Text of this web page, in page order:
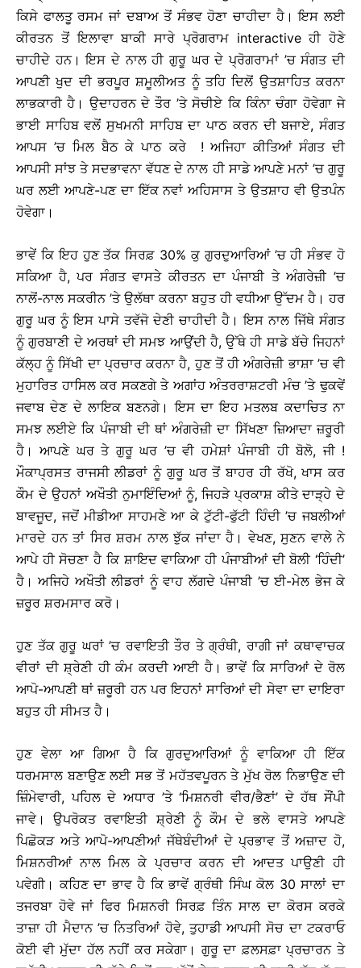
ਕਿਸੇ ਫਾਲਤੂ ਰਸਮ ਜਾਂ ਦਬਾਅ ਤੋਂ ਸੰਭਵ ਹੋਣਾ ਚਾਹੀਦਾ ਹੈ। ਇਸ ਲਈ
ਕੀਰਤਨ ਤੋਂ ਇਲਾਵਾ ਬਾਕੀ ਸਾਰੇ ਪ੍ਰੋਗਰਾਮ interactive ਹੀ ਹੋਣੇ
ਚਾਹੀਦੇ ਹਨ। ਇਸ ਦੇ ਨਾਲ ਹੀ ਗੁਰੂ ਘਰ ਦੇ ਪ੍ਰੋਗਰਾਮਾਂ ’ਚ ਸੰਗਤ ਦੀ
ਆਪਣੀ ਖੁਦ ਦੀ ਭਰਪੂਰ ਸ਼ਮੂਲੀਅਤ ਨੂੰ ਤਹਿ ਦਿਲੋਂ ਉਤਸ਼ਾਹਿਤ ਕਰਨਾ
ਲਾਭਕਾਰੀ ਹੈ। ਉਦਾਹਰਨ ਦੇ ਤੌਰ ’ਤੇ ਸੋਚੀਏ ਕਿ ਕਿੰਨਾ ਚੰਗਾ ਹੋਵੇਗਾ ਜੇ
ਭਾਈ ਸਾਹਿਬ ਵਲੋਂ ਸੁਖਮਨੀ ਸਾਹਿਬ ਦਾ ਪਾਠ ਕਰਨ ਦੀ ਬਜਾਏ, ਸੰਗਤ
ਆਪਸ ’ਚ ਮਿਲ ਬੈਠ ਕੇ ਪਾਠ ਕਰੇ ! ਅਜਿਹਾ ਕੀਤਿਆਂ ਸੰਗਤ ਦੀ
ਆਪਸੀ ਸਾਂਝ ਤੇ ਸਦਭਾਵਨਾ ਵੱਧਣ ਦੇ ਨਾਲ ਹੀ ਸਾਡੇ ਆਪਣੇ ਮਨਾਂ ’ਚ ਗੁਰੂ
ਘਰ ਲਈ ਆਪਣੇ-ਪਣ ਦਾ ਇੱਕ ਨਵਾਂ ਅਹਿਸਾਸ ਤੇ ਉਤਸ਼ਾਹ ਵੀ ਉਤਪੰਨ
ਹੋਵੇਗਾ।
ਭਾਵੇਂ ਕਿ ਇਹ ਹੁਣ ਤੱਕ ਸਿਰਫ਼ 30% ਕੁ ਗੁਰਦੁਆਰਿਆਂ ’ਚ ਹੀ ਸੰਭਵ ਹੋ
ਸਕਿਆ ਹੈ, ਪਰ ਸੰਗਤ ਵਾਸਤੇ ਕੀਰਤਨ ਦਾ ਪੰਜਾਬੀ ਤੇ ਅੰਗਰੇਜ਼ੀ ’ਚ
ਨਾਲੋਂ-ਨਾਲ ਸਕਰੀਨ ’ਤੇ ਉਲੱਥਾ ਕਰਨਾ ਬਹੁਤ ਹੀ ਵਧੀਆ ਉੱਦਮ ਹੈ। ਹਰ
ਗੁਰੂ ਘਰ ਨੂੰ ਇਸ ਪਾਸੇ ਤਵੱਜੋ ਦੇਣੀ ਚਾਹੀਦੀ ਹੈ। ਇਸ ਨਾਲ ਜਿੱਥੇ ਸੰਗਤ
ਨੂੰ ਗੁਰਬਾਣੀ ਦੇ ਅਰਥਾਂ ਦੀ ਸਮਝ ਆਉਂਦੀ ਹੈ, ਉੱਥੇ ਹੀ ਸਾਡੇ ਬੱਚੇ ਜਿਹਨਾਂ
ਕੱਲ੍ਹ ਨੂੰ ਸਿੱਖੀ ਦਾ ਪ੍ਰਚਾਰ ਕਰਨਾ ਹੈ, ਹੁਣ ਤੋਂ ਹੀ ਅੰਗਰੇਜ਼ੀ ਭਾਸ਼ਾ ’ਚ ਵੀ
ਮੁਹਾਰਿਤ ਹਾਸਿਲ ਕਰ ਸਕਣਗੇ ਤੇ ਅਗਾਂਹ ਅੰਤਰਰਾਸ਼ਟਰੀ ਮੰਚ ’ਤੇ ਢੁਕਵੇਂ
ਜਵਾਬ ਦੇਣ ਦੇ ਲਾਇਕ ਬਣਨਗੇ। ਇਸ ਦਾ ਇਹ ਮਤਲਬ ਕਦਾਚਿਤ ਨਾ
ਸਮਝ ਲਈਏ ਕਿ ਪੰਜਾਬੀ ਦੀ ਥਾਂ ਅੰਗਰੇਜ਼ੀ ਦਾ ਸਿੱਖਣਾ ਜ਼ਿਆਦਾ ਜ਼ਰੂਰੀ
ਹੈ। ਆਪਣੇ ਘਰ ਤੇ ਗੁਰੂ ਘਰ ’ਚ ਵੀ ਹਮੇਸ਼ਾਂ ਪੰਜਾਬੀ ਹੀ ਬੋਲੋ, ਜੀ !
ਮੌਕਾਪ੍ਰਸਤ ਰਾਜਸੀ ਲੀਡਰਾਂ ਨੂੰ ਗੁਰੂ ਘਰ ਤੋਂ ਬਾਹਰ ਹੀ ਰੱਖੋ, ਖਾਸ ਕਰ
ਕੌਮ ਦੇ ਉਹਨਾਂ ਅਖੌਤੀ ਨੁਮਾਇੰਦਿਆਂ ਨੂੰ, ਜਿਹੜੇ ਪ੍ਰਕਾਸ਼ ਕੀਤੇ ਦਾੜ੍ਹੇ ਦੇ
ਬਾਵਜੂਦ, ਜਦੋਂ ਮੀਡੀਆ ਸਾਹਮਣੇ ਆ ਕੇ ਟੁੱਟੀ-ਫੁੱਟੀ ਹਿੰਦੀ ’ਚ ਜਬਲੀਆਂ
ਮਾਰਦੇ ਹਨ ਤਾਂ ਸਿਰ ਸ਼ਰਮ ਨਾਲ ਝੁੱਕ ਜਾਂਦਾ ਹੈ। ਵੇਖਣ, ਸੁਣਨ ਵਾਲੇ ਨੇ
ਆਪੇ ਹੀ ਸੋਚਣਾ ਹੈ ਕਿ ਸ਼ਾਇਦ ਵਾਕਿਆ ਹੀ ਪੰਜਾਬੀਆਂ ਦੀ ਬੋਲੀ ‘ਹਿੰਦੀ’
ਹੈ। ਅਜਿਹੇ ਅਖੌਤੀ ਲੀਡਰਾਂ ਨੂੰ ਵਾਹ ਲੱਗਦੇ ਪੰਜਾਬੀ ’ਚ ਈ-ਮੇਲ ਭੇਜ ਕੇ
ਜ਼ਰੂਰ ਸ਼ਰਮਸਾਰ ਕਰੋ।
ਹੁਣ ਤੱਕ ਗੁਰੂ ਘਰਾਂ ’ਚ ਰਵਾਇਤੀ ਤੌਰ ਤੇ ਗ੍ਰੰਥੀ, ਰਾਗੀ ਜਾਂ ਕਥਾਵਾਚਕ
ਵੀਰਾਂ ਦੀ ਸ਼੍ਰੇਣੀ ਹੀ ਕੰਮ ਕਰਦੀ ਆਈ ਹੈ। ਭਾਵੇਂ ਕਿ ਸਾਰਿਆਂ ਦੇ ਰੋਲ
ਆਪੋ-ਆਪਣੀ ਥਾਂ ਜ਼ਰੂਰੀ ਹਨ ਪਰ ਇਹਨਾਂ ਸਾਰਿਆਂ ਦੀ ਸੇਵਾ ਦਾ ਦਾਇਰਾ
ਬਹੁਤ ਹੀ ਸੀਮਤ ਹੈ।
ਹੁਣ ਵੇਲਾ ਆ ਗਿਆ ਹੈ ਕਿ ਗੁਰਦੁਆਰਿਆਂ ਨੂੰ ਵਾਕਿਆ ਹੀ ਇੱਕ
ਧਰਮਸਾਲ ਬਣਾਉਣ ਲਈ ਸਭ ਤੋਂ ਮਹੱਤਵਪੂਰਨ ਤੇ ਮੁੱਖ ਰੋਲ ਨਿਭਾਉਣ ਦੀ
ਜ਼ਿੰਮੇਵਾਰੀ, ਪਹਿਲ ਦੇ ਅਧਾਰ ’ਤੇ ‘ਮਿਸ਼ਨਰੀ ਵੀਰ/ਭੈਣਾਂ’ ਦੇ ਹੱਥ ਸੌਂਪੀ
ਜਾਵੇ। ਉਪਰੋਕਤ ਰਵਾਇਤੀ ਸ਼੍ਰੇਣੀ ਨੂੰ ਕੌਮ ਦੇ ਭਲੇ ਵਾਸਤੇ ਆਪਣੇ
ਪਿਛੋਕੜ ਅਤੇ ਆਪੋ-ਆਪਣੀਆਂ ਜੱਥੇਬੰਦੀਆਂ ਦੇ ਪ੍ਰਭਾਵ ਤੋਂ ਅਜ਼ਾਦ ਹੋ,
ਮਿਸ਼ਨਰੀਆਂ ਨਾਲ ਮਿਲ ਕੇ ਪ੍ਰਚਾਰ ਕਰਨ ਦੀ ਆਦਤ ਪਾਉਣੀ ਹੀ
ਪਵੇਗੀ। ਕਹਿਣ ਦਾ ਭਾਵ ਹੈ ਕਿ ਭਾਵੇਂ ਗ੍ਰੰਥੀ ਸਿੰਘ ਕੋਲ 30 ਸਾਲਾਂ ਦਾ
ਤਜਰਬਾ ਹੋਵੇ ਜਾਂ ਫਿਰ ਮਿਸ਼ਨਰੀ ਸਿਰਫ਼ ਤਿੰਨ ਸਾਲ ਦਾ ਕੋਰਸ ਕਰਕੇ
ਤਾਜ਼ਾ ਹੀ ਮੈਦਾਨ ’ਚ ਨਿਤਰਿਆਂ ਹੋਵੇ, ਤੁਹਾਡੀ ਆਪਸੀ ਸੋਚ ਦਾ ਟਕਰਾਓ
ਕੋਈ ਵੀ ਮੁੱਦਾ ਹੱਲ ਨਹੀਂ ਕਰ ਸਕੇਗਾ। ਗੁਰੂ ਦਾ ਫ਼ਲਸਫ਼ਾ ਪ੍ਰਚਾਰਨ ਤੇ